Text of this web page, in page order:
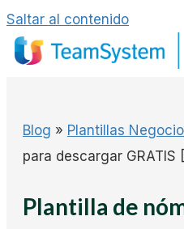
Saltar al contenido
Blog » Plantillas Negocio
para descargar GRATIS
Plantilla de